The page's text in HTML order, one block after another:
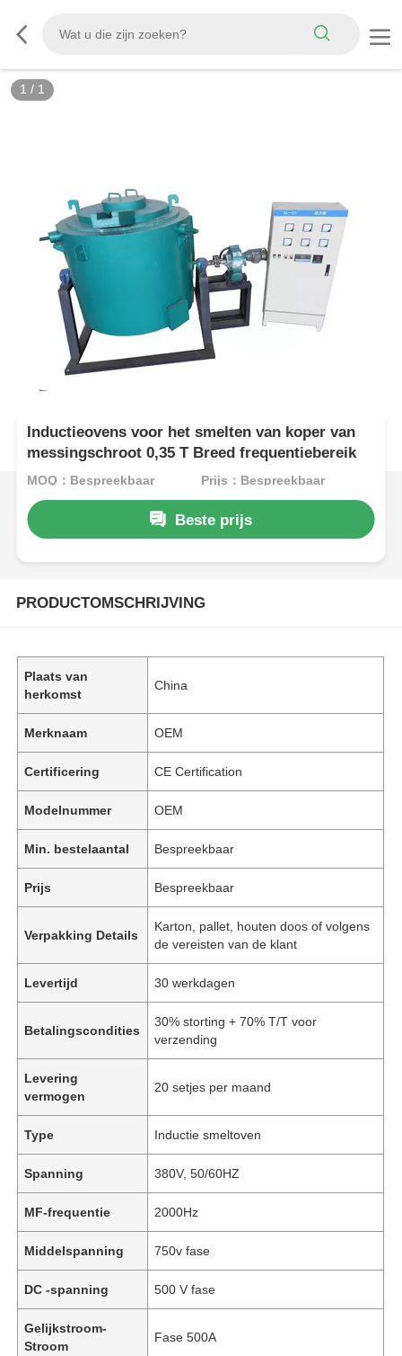
1 / 1
Inductieovens voor het smelten van koper van
messingschroot 0,35 T Breed frequentiebereik
MOQ：Bespreekbaar Prijs：Bespreekbaar
Beste prijs
PRODUCTOMSCHRIJVING
Plaats van
herkomst
China
Merknaam OEM
Certificering CE Certification
Modelnummer OEM
Min. bestelaantal Bespreekbaar
Prijs Bespreekbaar
Verpakking Details
Karton, pallet, houten doos of volgens
de vereisten van de klant
Levertijd 30 werkdagen
Betalingscondities
30% storting + 70% T/T voor
verzending
Levering
vermogen
20 setjes per maand
Type Inductie smeltoven
Spanning 380V, 50/60HZ
MF-frequentie 2000Hz
Middelspanning 750v fase
DC -spanning 500 V fase
Gelijkstroom-
Stroom
Fase 500A